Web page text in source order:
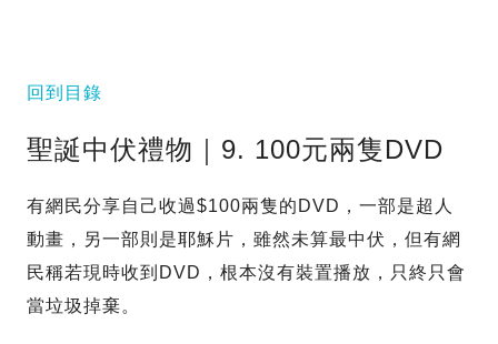
回到目錄
聖誕中伏禮物｜9. 100元兩隻DVD
有網民分享自己收過$100兩隻的DVD，一部是超人
動畫，另一部則是耶穌片，雖然未算最中伏，但有網
民稱若現時收到DVD，根本沒有裝置播放，只終只會
當垃圾掉棄。